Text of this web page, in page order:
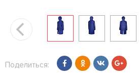
Поделиться: